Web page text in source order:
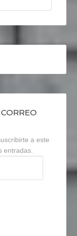
a este
entradas.